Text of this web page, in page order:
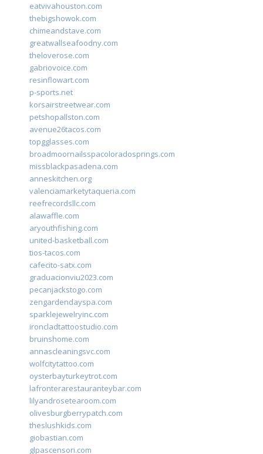
eatvivahouston.com
thebigshowok.com
chimeandstave.com
greatwallseafoodny.com
theloverose.com
gabriovoice.com
resinflowart.com
p-sports.net
korsairstreetwear.com
petshopallston.com
avenue26tacos.com
topgglasses.com
broadmoornailsspacoloradosprings.com
missblackpasadena.com
anneskitchen.org
valenciamarketytaqueria.com
reefrecordsllc.com
alawaffle.com
aryouthfishing.com
united-basketball.com
tios-tacos.com
cafecito-satx.com
graduacionviu2023.com
pecanjackstogo.com
zengardendayspa.com
sparklejewelryinc.com
ironcladtattoostudio.com
bruinshome.com
annascleaningsvc.com
wolfcitytattoo.com
oysterbayturkeytrot.com
lafronterarestauranteybar.com
lilyandrosetearoom.com
olivesburgberrypatch.com
theslushkids.com
giobastian.com
glpascensori.com